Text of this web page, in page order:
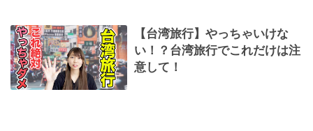
【台湾旅行】やっちゃいけな
い！？台湾旅行でこれだけは注
意して！